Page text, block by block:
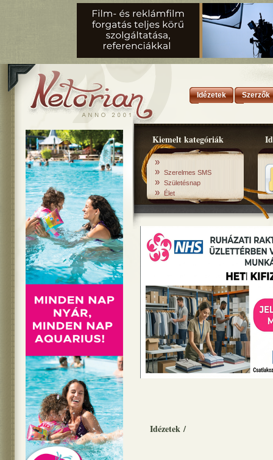
Idézetek Szerzők
Kiemelt kategóriák
»
» Szerelmes SMS
» Születésnap
» Élet
Idézetek /